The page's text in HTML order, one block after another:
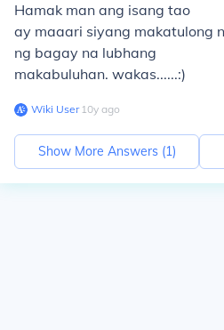
Hamak man ang isang tao
ay maaari siyang makatulong
ng bagay na lubhang
makabuluhan. wakas......:)
Wiki User∙10y ago
Show More Answers (1)